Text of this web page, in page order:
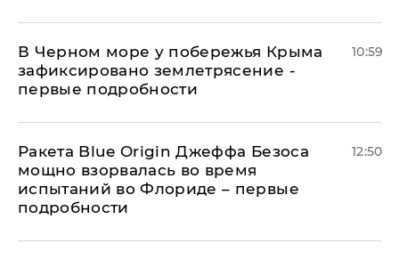
В Черном море у побережья Крыма
зафиксировано землетрясение -
первые подробности
10:59
Ракета Blue Origin Джеффа Безоса
мощно взорвалась во время
испытаний во Флориде – первые
подробности
12:50